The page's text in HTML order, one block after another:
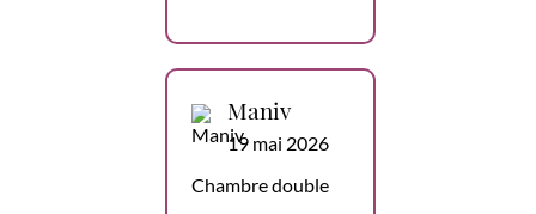
Maniv
19 mai 2026
Chambre double